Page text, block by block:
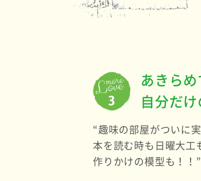
あきらめ
自分だけ
“趣味の部屋がついに実
本を読む時も日曜大工
作りかけの模型も！！”